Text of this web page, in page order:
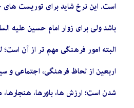
است. این نرخ شاید برای توریست
باشد ولی برای زوار امام حسین علیه
البته امور فرهنگی مهم تر از آن
اربعین از لحاظ فرهنگی، اجتماعی و
شدن است؛ ارزش ها، باورها، هنجارها،